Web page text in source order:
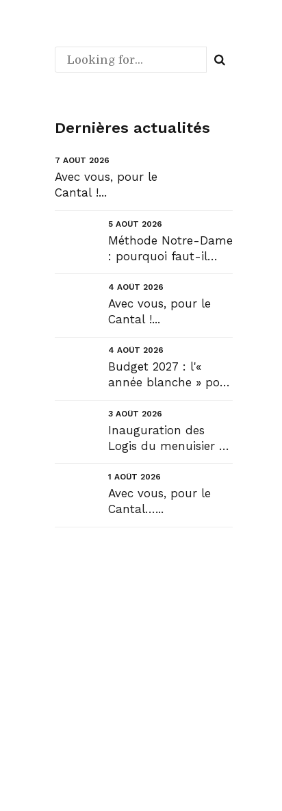
Dernières actualités
7 AOÛT 2026
Avec vous, pour le
Cantal !...
5 AOÛT 2026
Méthode Notre-Dame
: pourquoi faut-il
construire !? Allons
plus loin !...
4 AOÛT 2026
Avec vous, pour le
Cantal !...
4 AOÛT 2026
Budget 2027 : l'«
année blanche » pour
solution....
3 AOÛT 2026
Inauguration des
Logis du menuisier à
1 AOÛT 2026
Avec vous, pour le
Cantal…...